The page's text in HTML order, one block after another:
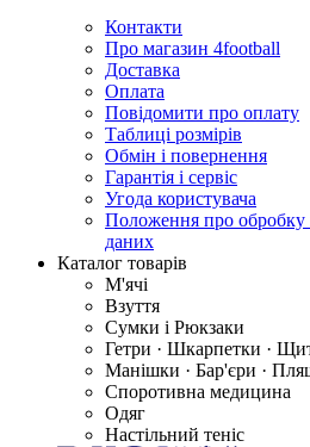
Контакти
Про магазин 4football
Доставка
Оплата
Повідомити про оплату
Таблиці розмірів
Обмін і повернення
Гарантія і сервіс
Угода користувача
Положення про обробку
даних
Каталог товарів
М'ячі
Взуття
Сумки і Рюкзаки
Гетри · Шкарпетки ·
Манішки · Бар'єри ·
Споротивна медицина
Одяг
Настільний теніс